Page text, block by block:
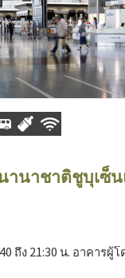
นาชาติชูบุเซ็
ถึง 21:30 น. อาคารผู้